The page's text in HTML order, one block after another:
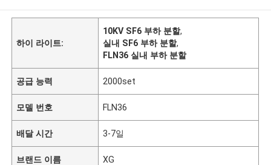
하이 라이트:
10KV SF6 부하 분할,
실내 SF6 부하 분할,
FLN36 실내 부하 분할
공급 능력 2000set
모델 번호 FLN36
배달 시간 3-7일
브랜드 이름 XG